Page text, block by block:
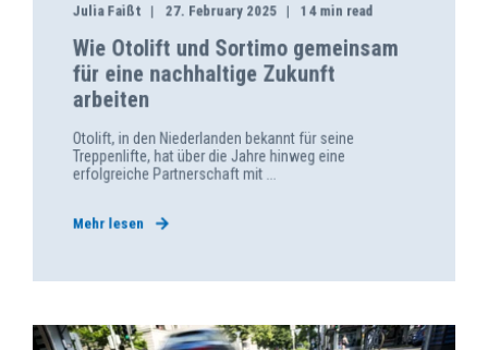
Julia Faißt 27. February 2025 14 min read
Wie Otolift und Sortimo gemeinsam
für eine nachhaltige Zukunft
arbeiten
Otolift, in den Niederlanden bekannt für seine
Treppenlifte, hat über die Jahre hinweg eine
erfolgreiche Partnerschaft mit ...
Mehr lesen